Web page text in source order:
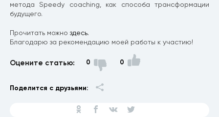
метода Speedy coaching, как способа трансформации
будущего.
Прочитать можно здесь.
Благодарю за рекомендацию моей работы к участию!
Оцените статью: 0 0
Поделится с друзьями: